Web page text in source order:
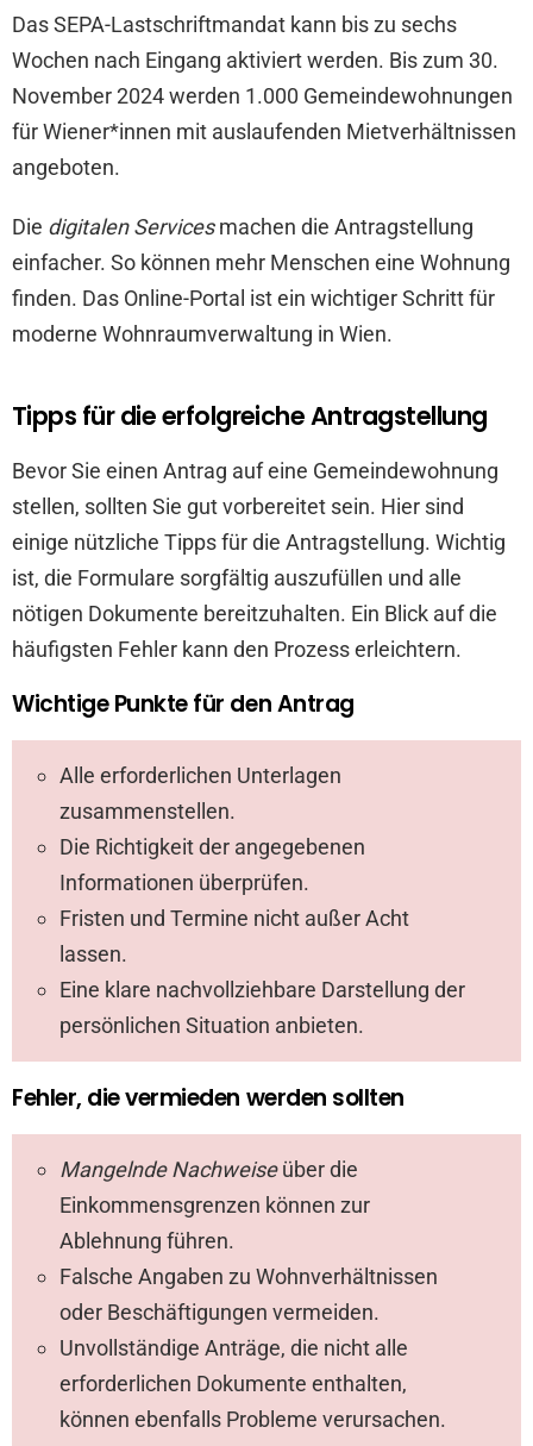
Das SEPA-Lastschriftmandat kann bis zu sechs
Wochen nach Eingang aktiviert werden. Bis zum 30.
November 2024 werden 1.000 Gemeindewohnungen
für Wiener*innen mit auslaufenden Mietverhältnissen
angeboten.
Die digitalen Servicesmachen die Antragstellung
einfacher. So können mehr Menschen eine Wohnung
finden. Das Online-Portal ist ein wichtiger Schritt für
moderne Wohnraumverwaltung in Wien.
Tipps für die erfolgreiche Antragstellung
Bevor Sie einen Antrag auf eine Gemeindewohnung
stellen, sollten Sie gut vorbereitet sein. Hier sind
einige nützliche Tipps für die Antragstellung. Wichtig
ist, die Formulare sorgfältig auszufüllen und alle
nötigen Dokumente bereitzuhalten. Ein Blick auf die
häufigsten Fehler kann den Prozess erleichtern.
Wichtige Punkte für den Antrag
Alle erforderlichen Unterlagen
zusammenstellen.
Die Richtigkeit der angegebenen
Informationen überprüfen.
Fristen und Termine nicht außer Acht
lassen.
Eine klare nachvollziehbare Darstellung der
persönlichen Situation anbieten.
Fehler, die vermieden werden sollten
Mangelnde Nachweiseüber die
Einkommensgrenzen können zur
Ablehnung führen.
Falsche Angaben zu Wohnverhältnissen
oder Beschäftigungen vermeiden.
Unvollständige Anträge, die nicht alle
erforderlichen Dokumente enthalten,
können ebenfalls Probleme verursachen.